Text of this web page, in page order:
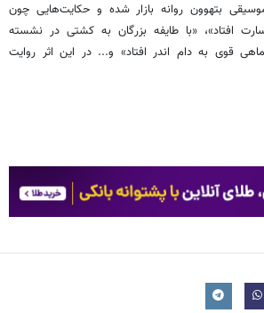
بتهوون روانه بازار شده و حکایت‌هایی چون
افتاد»، «با طایفه بزرگان به کشتی در نشسته
قوی به دام اندر افتاد» و... در این اثر روایت